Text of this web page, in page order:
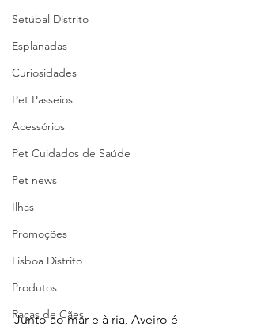
Setúbal Distrito
Esplanadas
Curiosidades
Pet Passeios
Acessórios
Pet Cuidados de Saúde
Pet news
Ilhas
Promoções
Lisboa Distrito
Produtos
Raças de Cães
Junto ao mar e à ria, Aveiro é